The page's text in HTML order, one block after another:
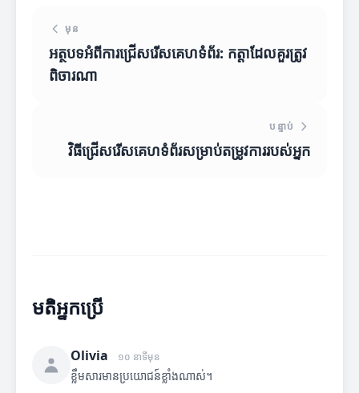
មុន
អត្ថបទអំពីការជ្រើសរើសគេហទំព័រ: កត្តាដែលគួរត្រូវ
ពិចារណា
បន្ទាប់
វិធីជ្រើសរើសគេហទំព័រសម្រាប់តម្រូវការរបស់អ្នក
មតិអ្នកប្រើ
Olivia ១០ នាទីមុន
ខ្លឹមសារមានប្រយោជន៍ខ្លាំងណាស់។